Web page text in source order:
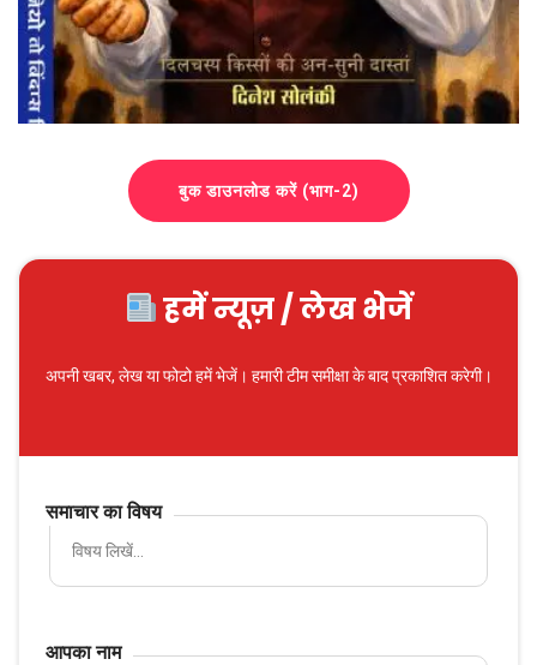
बुक डाउनलोड करें (भाग-2)
हमें न्यूज़ / लेख भेजें
अपनी खबर, लेख या फोटो हमें भेजें। हमारी टीम समीक्षा के बाद प्रकाशित करेगी।
समाचार का विषय
आपका नाम